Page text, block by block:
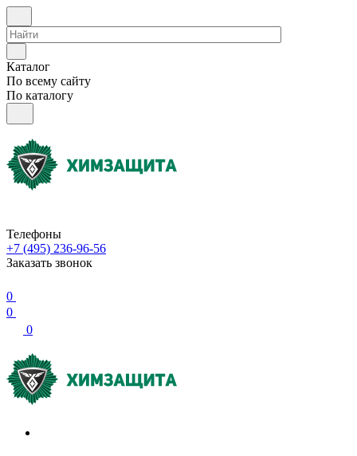
Каталог
По всему сайту
По каталогу
Телефоны
+7 (495) 236-96-56
Заказать звонок
0
0
0